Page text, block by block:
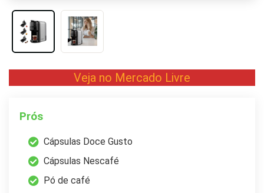
Veja no Mercado Livre
Prós
Cápsulas Doce Gusto
Cápsulas Nescafé
Pó de café